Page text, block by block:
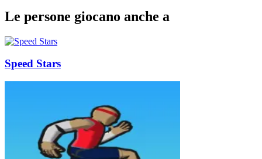
Le persone giocano anche a
Speed Stars